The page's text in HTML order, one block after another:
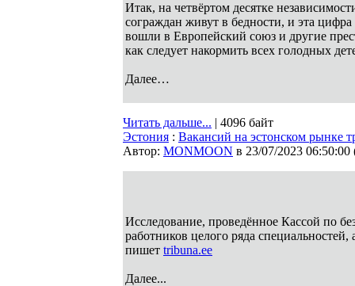
Итак, на четвёртом десятке
сограждан живут в бедности, и эта
вошли в Европейский союз и другие
как следует накормить всех голодных
Далее…
Читать дальше... | 4096 байт
Эстония : Вакансий на эстонском рынке
Автор: MONMOON в 23/07/2023 06:50:00
Исследование, проведённое Кассой по
работников целого ряда
пишет tribuna.ee
Далее...